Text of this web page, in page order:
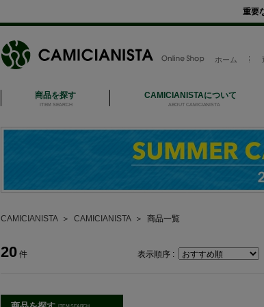
重要
ホーム
商品を探す
ITEM SEARCH
CAMICIANISTAについて
ABOUT CAMICIANISTA
CAMICIANISTA＞ CAMICIANISTA＞ 商品一覧
20 件 表示順序 :